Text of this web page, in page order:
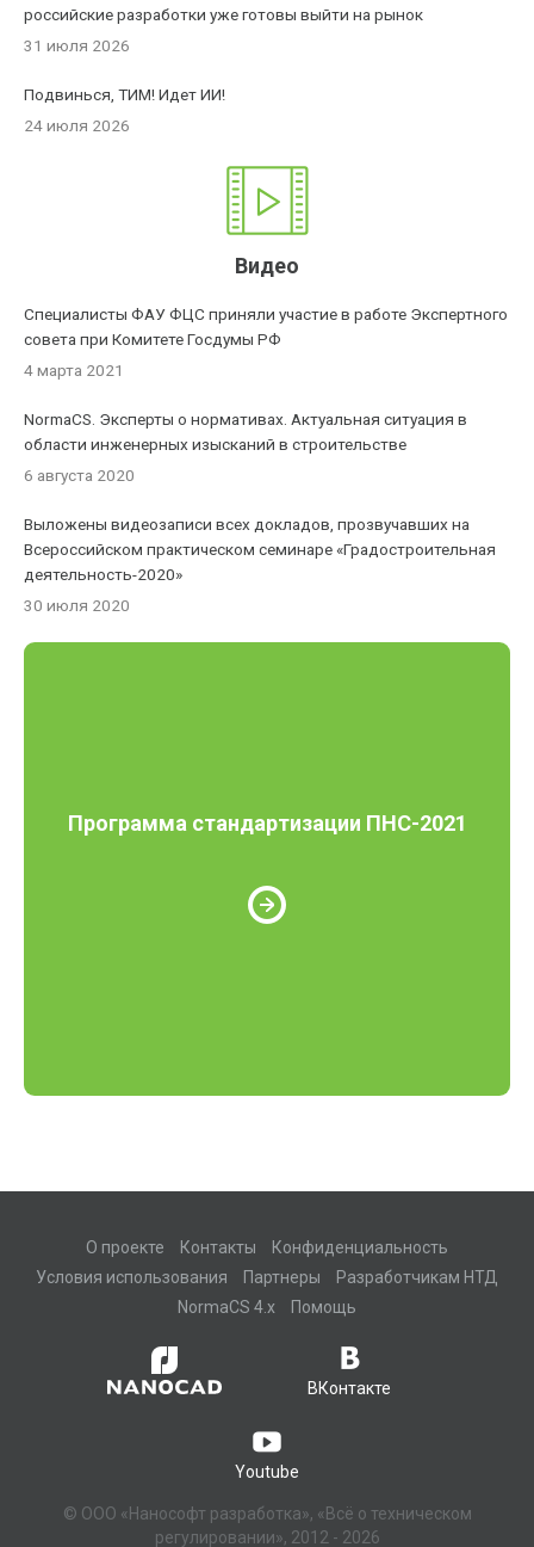
российские разработки уже готовы выйти на рынок
31 июля 2026
Подвинься, ТИМ! Идет ИИ!
24 июля 2026
Видео
Специалисты ФАУ ФЦС приняли участие в работе Экспертного
совета при Комитете Госдумы РФ
4 марта 2021
NormaCS. Эксперты о нормативах. Актуальная ситуация в
области инженерных изысканий в строительстве
6 августа 2020
Выложены видеозаписи всех докладов, прозвучавших на
Всероссийском практическом семинаре «Градостроительная
деятельность-2020»
30 июля 2020
Программа стандартизации ПНС-2021
О проекте Контакты
Конфиденциальность
Условия использования
Партнеры
Разработчикам НТД
NormaCS 4.x
Помощь
ВКонтакте
Youtube
© ООО «Нанософт разработка», «Всё о техническом
регулировании», 2012 - 2026